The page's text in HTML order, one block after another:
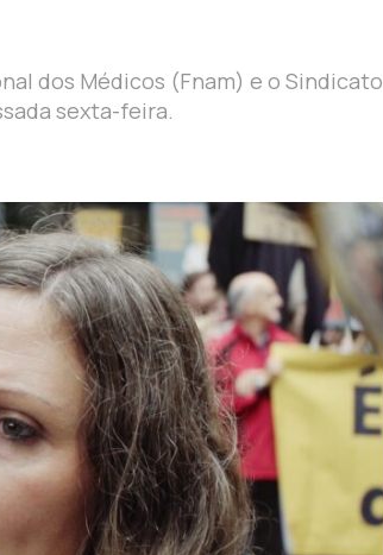
dos Médicos (Fnam) e o Sindicato
sexta-feira.